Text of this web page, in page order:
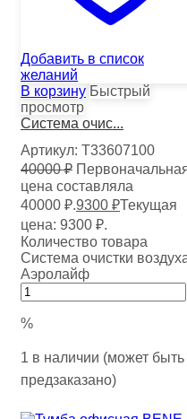
Добавить в список
желаний
В корзину Быстрый
просмотр
Система очис...
Артикул: Т33607100
40000₽
цена составляла
40000 ₽.9300 ₽Текущая
цена: 9300 ₽.
Количество товара
Система очистки
Аэролайф
%
1 в наличии (может быть
предзаказано)